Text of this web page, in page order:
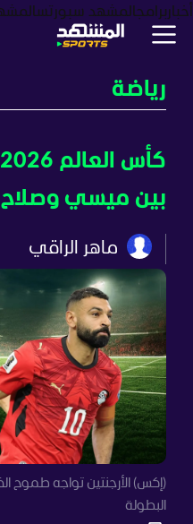
أخبار برامجالمشهد سبورتس
رياضة
بين ميسي
ماهر الراقي
(إكس) الأرجنتين تواجه طموح
البطولة